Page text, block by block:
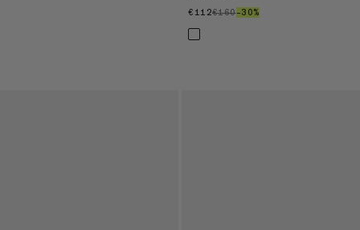
€112€112
€160€160
–30%